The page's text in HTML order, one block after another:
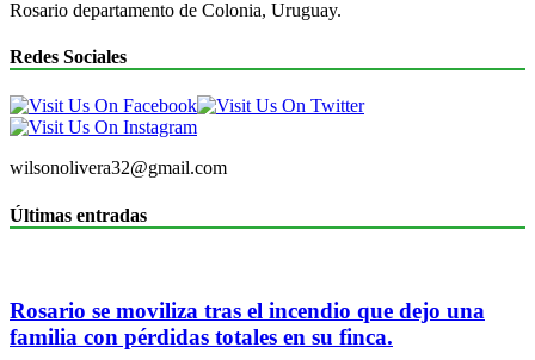
Rosario departamento de Colonia, Uruguay.
Redes Sociales
wilsonolivera32@gmail.com
Últimas entradas
Rosario se moviliza tras el incendio que dejo una
familia con pérdidas totales en su finca.